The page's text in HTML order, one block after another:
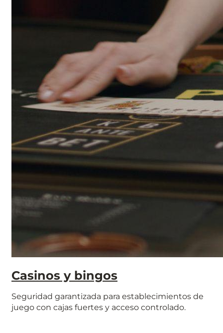
Casinos y bingos
Seguridad garantizada para establecimientos de
juego con cajas fuertes y acceso controlado.